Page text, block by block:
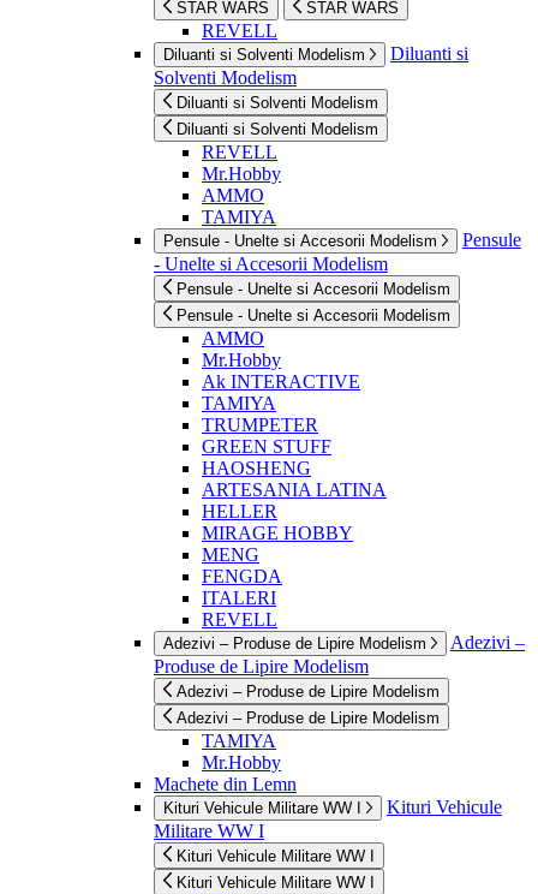
STAR WARS STAR WARS
REVELL
Diluanti si Solventi Modelism
Diluanti si
Solventi Modelism
Diluanti si Solventi Modelism
Diluanti si Solventi Modelism
REVELL
Mr.Hobby
AMMO
TAMIYA
Pensule - Unelte si Accesorii Modelism
Pensule
- Unelte si Accesorii Modelism
Pensule - Unelte si Accesorii Modelism
Pensule - Unelte si Accesorii Modelism
AMMO
Mr.Hobby
Ak INTERACTIVE
TAMIYA
TRUMPETER
GREEN STUFF
HAOSHENG
ARTESANIA LATINA
HELLER
MIRAGE HOBBY
MENG
FENGDA
ITALERI
REVELL
Adezivi – Produse de Lipire Modelism
Adezivi –
Produse de Lipire Modelism
Adezivi – Produse de Lipire Modelism
Adezivi – Produse de Lipire Modelism
TAMIYA
Mr.Hobby
Machete din Lemn
Kituri Vehicule Militare WW I
Kituri Vehicule
Militare WW I
Kituri Vehicule Militare WW I
Kituri Vehicule Militare WW I